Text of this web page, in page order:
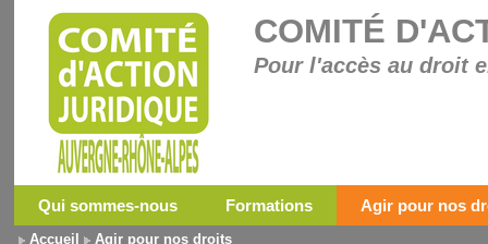
COMITÉ
Pour l'accès au droit
Qui sommes-nous Formations Agir pour nos
Accueil Agir pour nos droits